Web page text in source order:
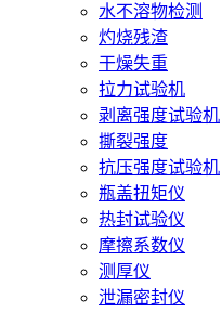
水不溶物检测
灼烧残渣
干燥失重
拉力试验机
剥离强度试验机
撕裂强度
抗压强度试验机
瓶盖扭矩仪
热封试验仪
摩擦系数仪
测厚仪
泄漏密封仪